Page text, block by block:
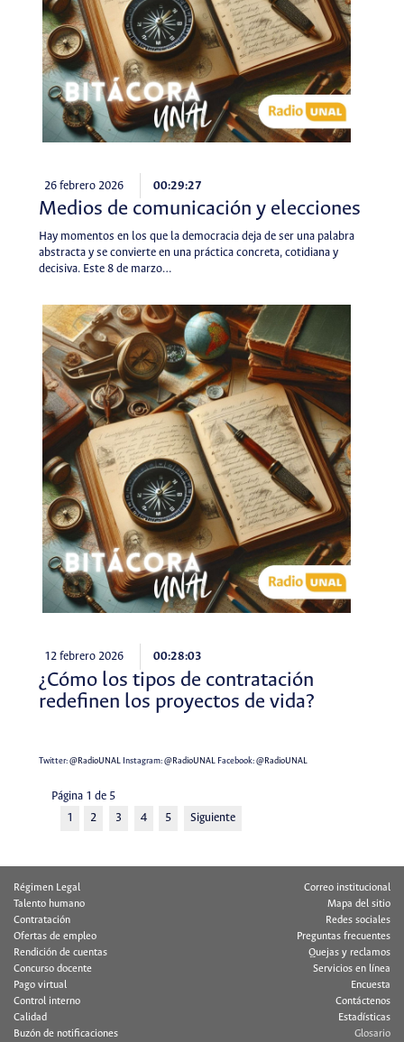
26 febrero 2026 00:29:27
Medios de comunicación y elecciones
Hay momentos en los que la democracia deja de ser una palabra
abstracta y se convierte en una práctica concreta, cotidiana y
decisiva. Este 8 de marzo…
12 febrero 2026 00:28:03
¿Cómo los tipos de contratación
redefinen los proyectos de vida?
Twitter:@RadioUNALInstagram:@RadioUNALFacebook:@RadioUNAL
Página 1 de 5
1
2 3 4 5 Siguiente
Régimen Legal
Talento humano
Contratación
Ofertas de empleo
Rendición de cuentas
Concurso docente
Pago virtual
Control interno
Calidad
Buzón de notificaciones
Correo institucional
Mapa del sitio
Redes sociales
Preguntas frecuentes
Quejas y reclamos
Servicios en línea
Encuesta
Contáctenos
Estadísticas
Glosario